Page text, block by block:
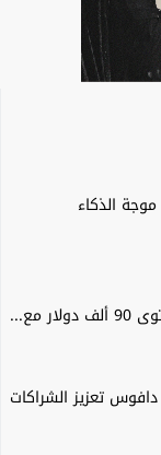
الذكاء
مع...
تعزيز الشراكات